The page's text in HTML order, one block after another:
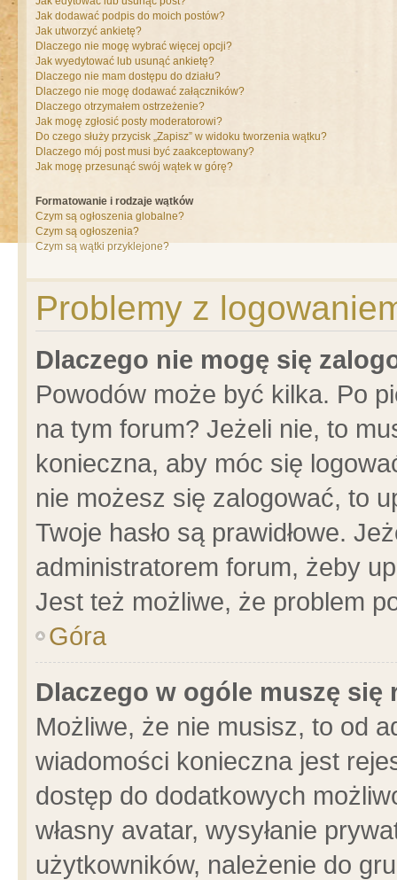
Jak dodawać podpis do moich postów?
Jak utworzyć ankietę?
Dlaczego nie mogę wybrać więcej opcji?
Jak wyedytować lub usunąć ankietę?
Dlaczego nie mam dostępu do działu?
Dlaczego nie mogę dodawać załączników?
Dlaczego otrzymałem ostrzeżenie?
Jak mogę zgłosić posty moderatorowi?
Do czego służy przycisk „Zapisz” w widoku tworzenia wątku?
Dlaczego mój post musi być zaakceptowany?
Jak mogę przesunąć swój wątek w górę?
Formatowanie i rodzaje wątków
Czym są ogłoszenia globalne?
Czym są ogłoszenia?
Czym są wątki przyklejone?
Problemy z
Dlaczego nie mogę się
Powodów może być kilka. Po
na tym forum? Jeżeli nie, to
konieczna, aby móc się
nie możesz się zalogować, to
Twoje hasło są prawidłowe.
administratorem forum, żeby
Jest też możliwe, że problem
Góra
Dlaczego w ogóle muszę się
Możliwe, że nie musisz, to od
wiadomości konieczna jest
dostęp do dodatkowych
własny avatar, wysyłanie
użytkowników, należenie do